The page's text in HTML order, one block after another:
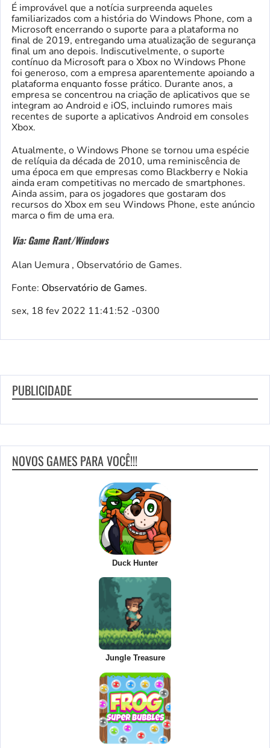
É improvável que a notícia surpreenda aqueles
familiarizados com a história do Windows Phone, com a
Microsoft encerrando o suporte para a plataforma no
final de 2019, entregando uma atualização de segurança
final um ano depois. Indiscutivelmente, o suporte
contínuo da Microsoft para o Xbox no Windows Phone
foi generoso, com a empresa aparentemente apoiando a
plataforma enquanto fosse prático. Durante anos, a
empresa se concentrou na criação de aplicativos que se
integram ao Android e iOS, incluindo rumores mais
recentes de suporte a aplicativos Android em consoles
Xbox.
Atualmente, o Windows Phone se tornou uma espécie
de relíquia da década de 2010, uma reminiscência de
uma época em que empresas como Blackberry e Nokia
ainda eram competitivas no mercado de smartphones.
Ainda assim, para os jogadores que gostaram dos
recursos do Xbox em seu Windows Phone, este anúncio
marca o fim de uma era.
Via: Game Rant/Windows
Alan Uemura , Observatório de Games.
Fonte: Observatório de Games.
sex, 18 fev 2022 11:41:52 -0300
PUBLICIDADE
NOVOS GAMES PARA VOCÊ!!!
Duck Hunter
Jungle Treasure